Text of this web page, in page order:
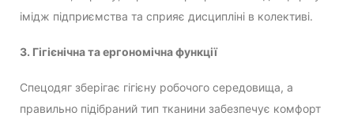
імідж підприємства та сприяє дисципліні в колективі.
3. Гігієнічна та ергономічна функції
Спецодяг зберігає гігієну робочого середовища, а
правильно підібраний тип тканини забезпечує комфорт